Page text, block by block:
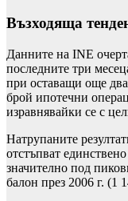
Възходяща
Данните на INE
последните три
при оставащи още
брой ипотечни
изравнявайки се с
Натрупаните
отстъпват
значително под
балон през 2006 г. (1